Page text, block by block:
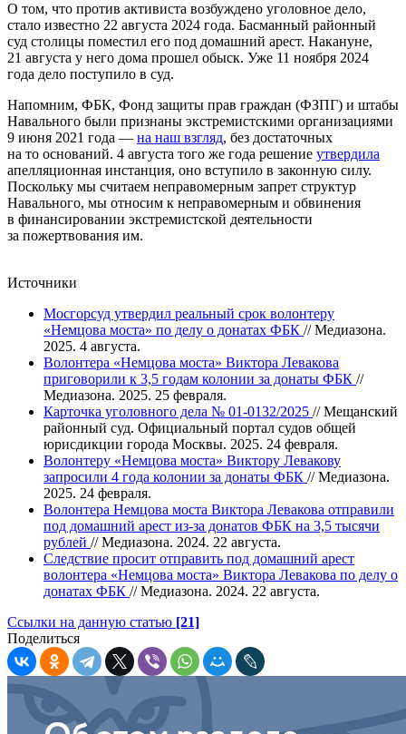
О том, что против активиста возбуждено уголовное дело,
стало известно 22 августа 2024 года. Басманный районный
суд столицы поместил его под домашний арест. Накануне,
21 августа у него дома прошел обыск. Уже 11 ноября 2024
года дело поступило в суд.
Напомним, ФБК, Фонд защиты прав граждан (ФЗПГ) и штабы
Навального были признаны экстремистскими организациями
9 июня 2021 года — на наш взгляд, без достаточных
на то оснований. 4 августа того же года решение утвердила
апелляционная инстанция, оно вступило в законную силу.
Поскольку мы считаем неправомерным запрет структур
Навального, мы относим к неправомерным и обвинения
в финансировании экстремистской деятельности
за пожертвования им.
Источники
Мосгорсуд утвердил реальный срок волонтеру
«Немцова моста» по делу о донатах ФБК // Медиазона.
2025. 4 августа.
Волонтера «Немцова моста» Виктора Левакова
приговорили к 3,5 годам колонии за донаты ФБК //
Медиазона. 2025. 25 февраля.
Карточка уголовного дела № 01-0132/2025 // Мещанский
районный суд. Официальный портал судов общей
юрисдикции города Москвы. 2025. 24 февраля.
Волонтеру «Немцова моста» Виктору Левакову
запросили 4 года колонии за донаты ФБК // Медиазона.
2025. 24 февраля.
Волонтера Немцова моста Виктора Левакова отправили
под домашний арест из‑за донатов ФБК на 3,5 тысячи
рублей // Медиазона. 2024. 22 августа.
Следствие просит отправить под домашний арест
волонтера «Немцова моста» Виктора Левакова по делу о
донатах ФБК // Медиазона. 2024. 22 августа.
Ссылки на данную статью [21]
Поделиться